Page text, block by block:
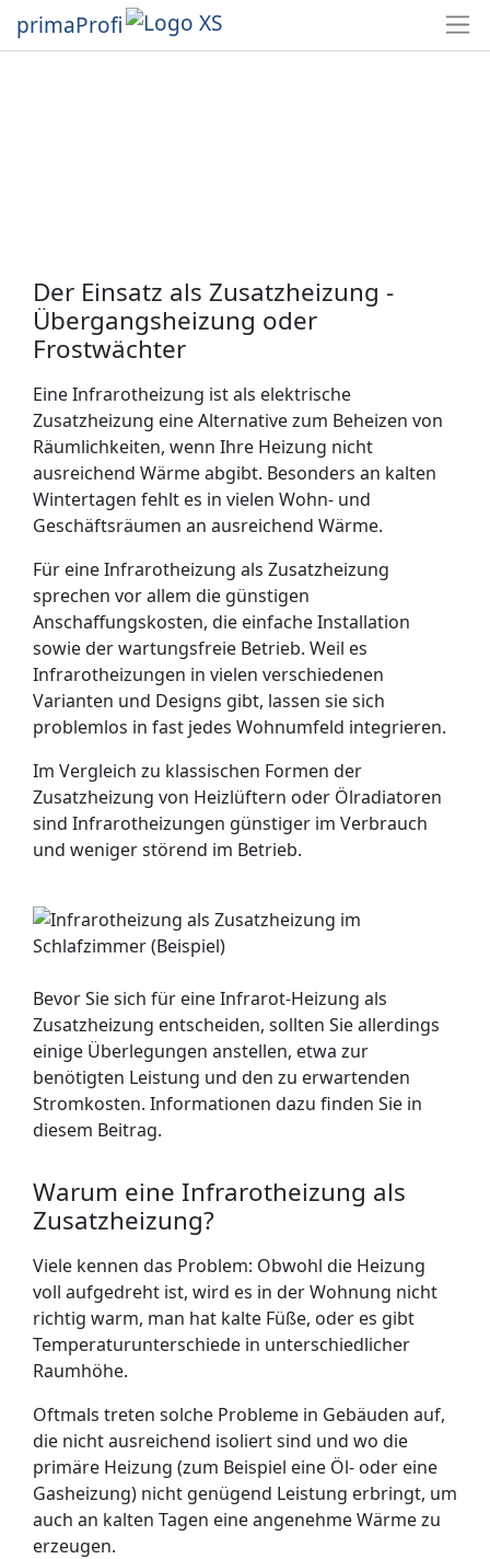
primaProfi
Der Einsatz als Zusatzheizung -
Übergangsheizung oder
Frostwächter
Eine Infrarotheizung ist als elektrische
Zusatzheizung eine Alternative zum Beheizen von
Räumlichkeiten, wenn Ihre Heizung nicht
ausreichend Wärme abgibt. Besonders an kalten
Wintertagen fehlt es in vielen Wohn- und
Geschäftsräumen an ausreichend Wärme.
Für eine Infrarotheizung als Zusatzheizung
sprechen vor allem die günstigen
Anschaffungskosten, die einfache Installation
sowie der wartungsfreie Betrieb. Weil es
Infrarotheizungen in vielen verschiedenen
Varianten und Designs gibt, lassen sie sich
problemlos in fast jedes Wohnumfeld integrieren.
Im Vergleich zu klassischen Formen der
Zusatzheizung von Heizlüftern oder Ölradiatoren
sind Infrarotheizungen günstiger im Verbrauch
und weniger störend im Betrieb.
Bevor Sie sich für eine Infrarot-Heizung als
Zusatzheizung entscheiden, sollten Sie allerdings
einige Überlegungen anstellen, etwa zur
benötigten Leistung und den zu erwartenden
Stromkosten. Informationen dazu finden Sie in
diesem Beitrag.
Warum eine Infrarotheizung als
Zusatzheizung?
Viele kennen das Problem: Obwohl die Heizung
voll aufgedreht ist, wird es in der Wohnung nicht
richtig warm, man hat kalte Füße, oder es gibt
Temperaturunterschiede in unterschiedlicher
Raumhöhe.
Oftmals treten solche Probleme in Gebäuden auf,
die nicht ausreichend isoliert sind und wo die
primäre Heizung (zum Beispiel eine Öl- oder eine
Gasheizung) nicht genügend Leistung erbringt, um
auch an kalten Tagen eine angenehme Wärme zu
erzeugen.